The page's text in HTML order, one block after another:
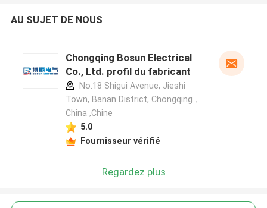
AU SUJET DE NOUS
Chongqing Bosun Electrical
Co., Ltd. profil du fabricant
No.18 Shigui Avenue, Jieshi
Town, Banan District, Chongqing，
China ,Chine
5.0
Fournisseur vérifié
Regardez plus